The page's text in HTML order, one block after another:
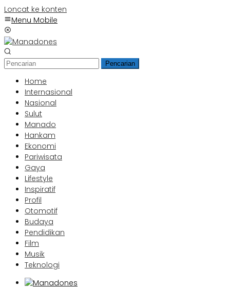
Loncat ke konten
Menu Mobile
Pencarian
Home
Internasional
Nasional
Sulut
Manado
Hankam
Ekonomi
Pariwisata
Gaya
Lifestyle
Inspiratif
Profil
Otomotif
Budaya
Pendidikan
Film
Musik
Teknologi